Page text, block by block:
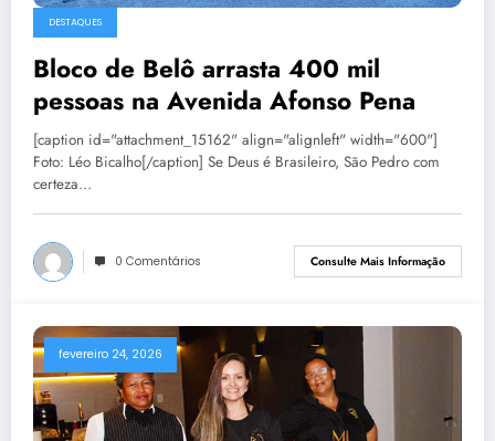
DESTAQUES
Bloco de Belô arrasta 400 mil
pessoas na Avenida Afonso Pena
[caption id="attachment_15162" align="alignleft" width="600"]
Foto: Léo Bicalho[/caption] Se Deus é Brasileiro, São Pedro com
certeza…
0 Comentários Consulte Mais Informação
fevereiro 24, 2026